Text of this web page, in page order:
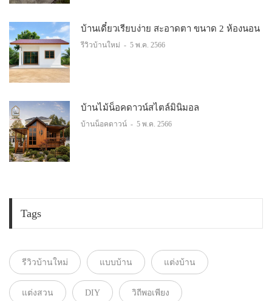
บ้านเดี๋ยวเรียบง่าย สะอาดตา ขนาด 2 ห้องนอน
รีวิวบ้านใหม่ - 5 พ.ค. 2566
บ้านไม้น็อคดาวน์สไตล์มินิมอล
บ้านน็อคดาวน์ - 5 พ.ค. 2566
Tags
รีวิวบ้านใหม่ แบบบ้าน แต่งบ้าน
แต่งสวน DIY วิถีพอเพียง